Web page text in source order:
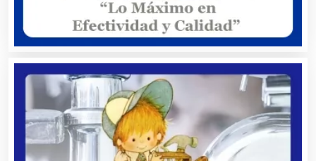
Artículos Deportivos
Artículos Importados
Artículos para el Hogar